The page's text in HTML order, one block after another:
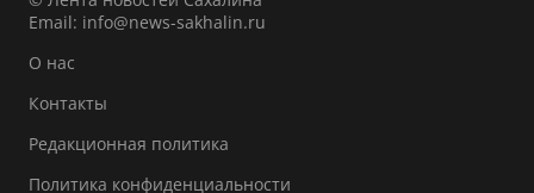
Email: info@news-sakhalin.ru
О нас
Контакты
Редакционная политика
Политика конфиденциальности